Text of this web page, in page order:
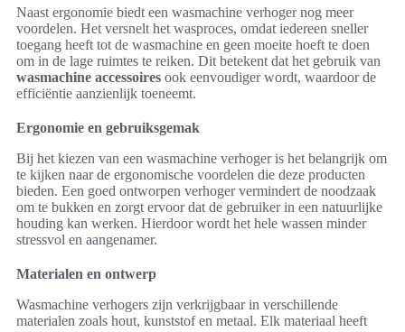
Naast ergonomie biedt een wasmachine verhoger nog meer
voordelen. Het versnelt het wasproces, omdat iedereen sneller
toegang heeft tot de wasmachine en geen moeite hoeft te doen
om in de lage ruimtes te reiken. Dit betekent dat het gebruik van
wasmachine accessoires ook eenvoudiger wordt, waardoor de
efficiëntie aanzienlijk toeneemt.
Ergonomie en gebruiksgemak
Bij het kiezen van een wasmachine verhoger is het belangrijk om
te kijken naar de ergonomische voordelen die deze producten
bieden. Een goed ontworpen verhoger vermindert de noodzaak
om te bukken en zorgt ervoor dat de gebruiker in een natuurlijke
houding kan werken. Hierdoor wordt het hele wassen minder
stressvol en aangenamer.
Materialen en ontwerp
Wasmachine verhogers zijn verkrijgbaar in verschillende
materialen zoals hout, kunststof en metaal. Elk materiaal heeft